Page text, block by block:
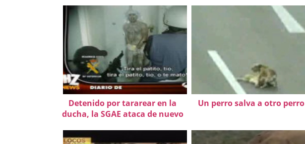
Detenido por tararear en la
ducha, la SGAE ataca de nuevo
Un perro salva a otro perro